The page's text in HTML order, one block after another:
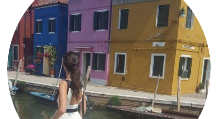
MODE
BEAUTÉ
DIVERSES BOX
LIFESTYLE
ME CONTACTER
A PROPOS
PARUTIONS ET PARTENARIATS